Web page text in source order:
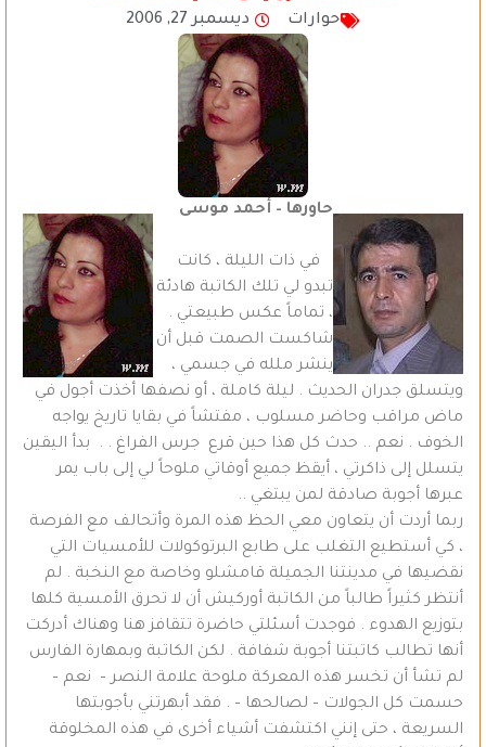
حوارات
ديسمبر 27, 2006
حاورها – أحمد موسى
في ذات الليلة ، كانت
تبدو لي تلك الكاتبة هادئة
، تماماً عكس طبيعتي .
شاكست الصمت قبل أن
ينشر ملله في جسمي ،
ويتسلق جدران الحديث . ليلة كاملة ، أو نصفها أخذت أجول في
ماض مراقب وحاضر مسلوب ، مفتشاً في بقايا تاريخ يواجه
الخوف . نعم .. حدث كل هذا حين قرع جرس الفراغ . . بدأ اليقين
يتسلل إلى ذاكرتي ، أيقظ جميع أوقاتي ملوحاً لي إلى باب يمر
عبرها أجوبة صادقة لمن يبتغي ..
ربما أردت أن يتعاون معي الحظ هذه المرة وأتحالف مع الفرصة
، كي أستطيع التغلب على طابع البرتوكولات للأمسيات التي
نقضيها في مدينتنا الجميلة قامشلو وخاصة مع النخبة . لم
أنتظر كثيراً طالباً من الكاتبة أوركيش أن لا تحرق الأمسية كلها
بتوزيع الهدوء . فوجدت أسئلتي حاضرة تتقافز هنا وهناك أدركت
أنها تطالب كاتبتنا أجوبة شفافة . لكن الكاتبة وبمهارة الفارس
لم تشأ أن تخسر هذه المعركة ملوحة علامة النصر – نعم –
حسمت كل الجولات – لصالحها – . فقد أبهرتني بأجوبتها
السريعة ، حتى إنني اكتشفت أشياء أخرى في هذه المخلوقة